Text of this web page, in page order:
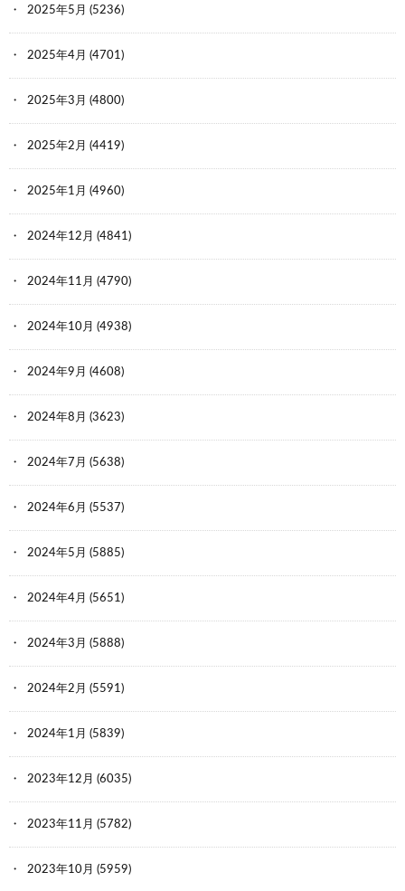
2025年5月 (5236)
2025年4月 (4701)
2025年3月 (4800)
2025年2月 (4419)
2025年1月 (4960)
2024年12月 (4841)
2024年11月 (4790)
2024年10月 (4938)
2024年9月 (4608)
2024年8月 (3623)
2024年7月 (5638)
2024年6月 (5537)
2024年5月 (5885)
2024年4月 (5651)
2024年3月 (5888)
2024年2月 (5591)
2024年1月 (5839)
2023年12月 (6035)
2023年11月 (5782)
2023年10月 (5959)